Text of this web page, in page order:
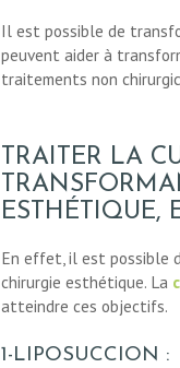
Il est possible de
peuvent aider à
traitements non
TRAITER LA
ESTHÉTIQUE,
En effet, il est possible
chirurgie esthétique. La
atteindre ces objectifs.
1-LIPOSUCCION :